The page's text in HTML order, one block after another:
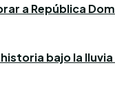
a República
bajo la